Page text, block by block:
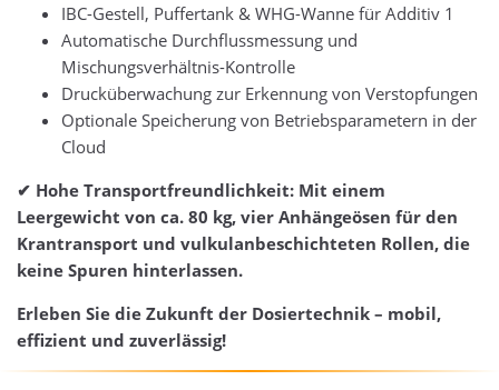
IBC-Gestell, Puffertank & WHG-Wanne für Additiv 1
Automatische Durchflussmessung und
Mischungsverhältnis-Kontrolle
Drucküberwachung zur Erkennung von Verstopfungen
Optionale Speicherung von Betriebsparametern in der
Cloud
✔ Hohe Transportfreundlichkeit: Mit einem
Leergewicht von ca. 80 kg, vier Anhängeösen für den
Krantransport und vulkulanbeschichteten Rollen, die
keine Spuren hinterlassen.
Erleben Sie die Zukunft der Dosiertechnik – mobil,
effizient und zuverlässig!